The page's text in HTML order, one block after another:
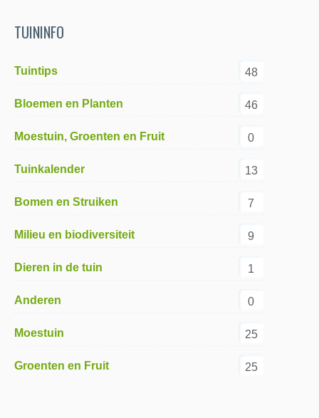
TUININFO
Tuintips 48
Bloemen en Planten 46
Moestuin, Groenten en Fruit 0
Tuinkalender 13
Bomen en Struiken 7
Milieu en biodiversiteit 9
Dieren in de tuin 1
Anderen 0
Moestuin 25
Groenten en Fruit 25